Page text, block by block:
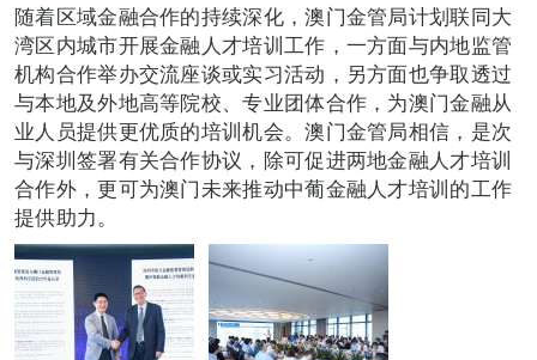
随着区域金融合作的持续深化，澳门金管局计划联同大
湾区内城市开展金融人才培训工作，一方面与内地监管
机构合作举办交流座谈或实习活动，另方面也争取透过
与本地及外地高等院校、专业团体合作，为澳门金融从
业人员提供更优质的培训机会。澳门金管局相信，是次
与深圳签署有关合作协议，除可促进两地金融人才培训
合作外，更可为澳门未来推动中葡金融人才培训的工作
提供助力。